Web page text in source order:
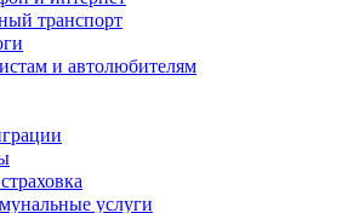
транспорт
и автолюбителям
услуги